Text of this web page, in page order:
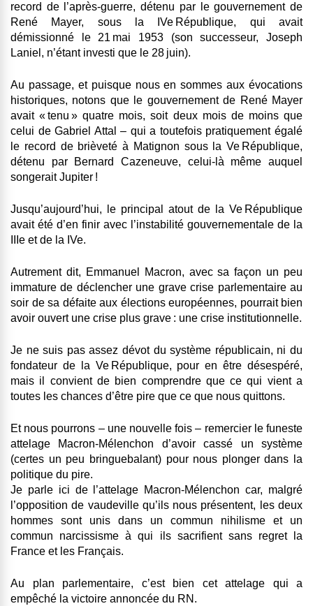
record de l’après-guerre, détenu par le gouvernement de
René Mayer, sous la IVe République, qui avait
démissionné le 21 mai 1953 (son successeur, Joseph
Laniel, n’étant investi que le 28 juin).
Au passage, et puisque nous en sommes aux évocations
historiques, notons que le gouvernement de René Mayer
avait « tenu » quatre mois, soit deux mois de moins que
celui de Gabriel Attal – qui a toutefois pratiquement égalé
le record de brièveté à Matignon sous la Ve République,
détenu par Bernard Cazeneuve, celui-là même auquel
songerait Jupiter !
Jusqu’aujourd’hui, le principal atout de la Ve République
avait été d’en finir avec l’instabilité gouvernementale de la
IIIe et de la IVe.
Autrement dit, Emmanuel Macron, avec sa façon un peu
immature de déclencher une grave crise parlementaire au
soir de sa défaite aux élections européennes, pourrait bien
avoir ouvert une crise plus grave : une crise institutionnelle.
Je ne suis pas assez dévot du système républicain, ni du
fondateur de la Ve République, pour en être désespéré,
mais il convient de bien comprendre que ce qui vient a
toutes les chances d’être pire que ce que nous quittons.
Et nous pourrons – une nouvelle fois – remercier le funeste
attelage Macron-Mélenchon d’avoir cassé un système
(certes un peu bringuebalant) pour nous plonger dans la
politique du pire.
Je parle ici de l’attelage Ma­cron-Mélenchon car, malgré
l’opposition de vaudeville qu’ils nous présentent, les deux
hommes sont unis dans un commun nihilisme et un
commun narcissisme à qui ils sacrifient sans regret la
France et les Français.
Au plan parlementaire, c’est bien cet attelage qui a
empêché la victoire annoncée du RN.